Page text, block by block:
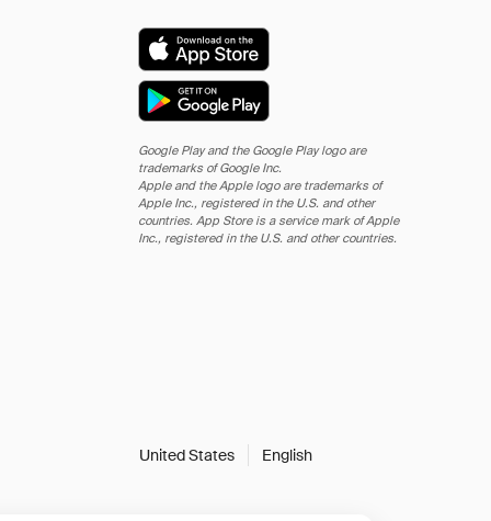
Google Play and the Google Play logo are
trademarks of Google Inc.
Apple and the Apple logo are trademarks of
Apple Inc., registered in the U.S. and other
countries. App Store is a service mark of Apple
Inc., registered in the U.S. and other countries.
United States English